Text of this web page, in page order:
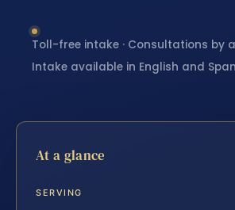
Toll-free intake · Consultations by
Intake available in English and
At a glance
SERVING